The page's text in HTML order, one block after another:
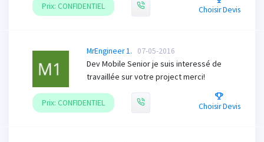
Prix: CONFIDENTIEL Choisir Devis
MrEngineer 1. 07-05-2016
Dev Mobile Senior je suis interessé de
travaillée sur votre project merci!
Prix: CONFIDENTIEL Choisir Devis